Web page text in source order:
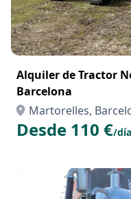
Alquiler de Tractor
Barcelona
Martorelles,
Desde 110 €/día